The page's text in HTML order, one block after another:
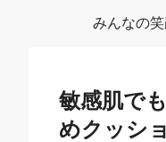
みんなの
敏感肌で
めクッシ